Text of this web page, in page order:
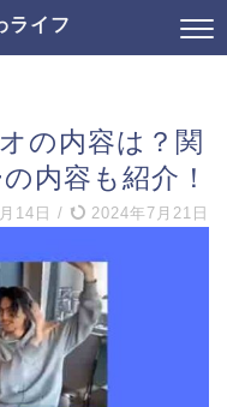
ライフ
の内容は？関
内容も紹介！
14日 / 2024年7月21日